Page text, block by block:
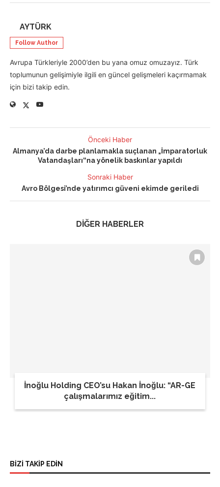
AYTÜRK
Follow Author
Avrupa Türkleriyle 2000’den bu yana omuz omuzayız. Türk
toplumunun gelişimiyle ilgili en güncel gelişmeleri kaçırmamak
için bizi takip edin.
Önceki Haber
Almanya’da darbe planlamakla suçlanan „İmparatorluk
Vatandaşları“na yönelik baskınlar yapıldı
Sonraki Haber
Avro Bölgesi’nde yatırımcı güveni ekimde geriledi
DİĞER HABERLER
İnoğlu Holding CEO’su Hakan İnoğlu: “AR-GE
çalışmalarımız eğitim...
BİZİ TAKİP EDİN